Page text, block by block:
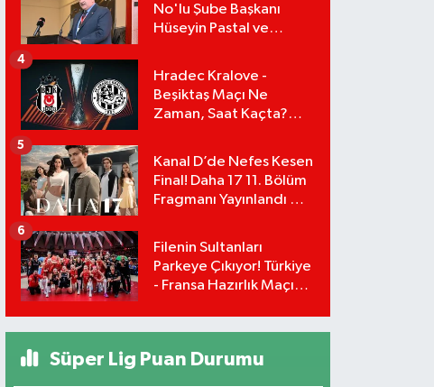
No'lu Şube Başkanı
Hüseyin Pastal ve
Hradec Kralove -
Beşiktaş Maçı Ne
Zaman, Saat Kaçta?
Detayları!
4
Kanal D’de Nefes Kesen
Final! Daha 17 11. Bölüm
Fragmanı Yayınlandı Mı?
5
Filenin Sultanları
Parkeye Çıkıyor! Türkiye
- Fransa Hazırlık Maçı
6
Süper Lig Puan Durumu